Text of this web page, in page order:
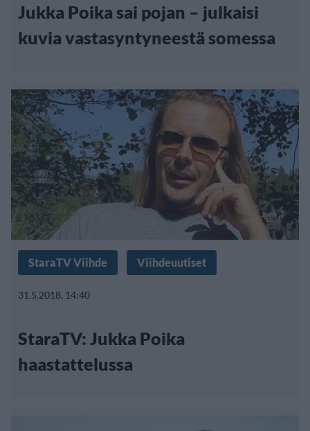
Jukka Poika sai pojan – julkaisi
kuvia vastasyntyneestä somessa
StaraTV Viihde Viihdeuutiset
31.5.2018, 14:40
StaraTV: Jukka Poika
haastattelussa